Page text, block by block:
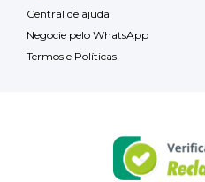
Central de ajuda
Negocie pelo WhatsApp
Termos e Políticas